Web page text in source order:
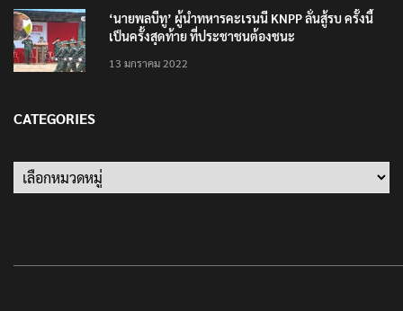
‘นายพลบีทู’ ผู้นำทหารคะเรนนี KNPP ลั่นสู้รบ ครั้งนี้
เป็นครั้งสุดท้าย ที่ประชาชนต้องชนะ
13 มกราคม 2022
CATEGORIES
Categories